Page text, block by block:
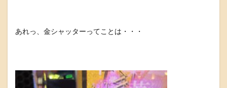
あれっ、金シャッターってことは・・・